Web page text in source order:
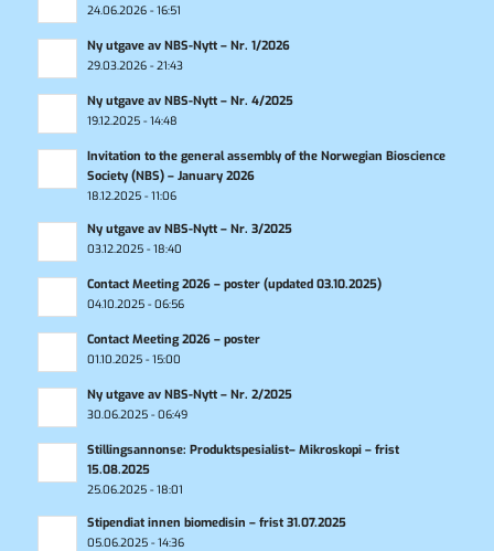
24.06.2026 - 16:51
Ny utgave av NBS-Nytt – Nr. 1/2026
29.03.2026 - 21:43
Ny utgave av NBS-Nytt – Nr. 4/2025
19.12.2025 - 14:48
Invitation to the general assembly of the Norwegian Bioscience
Society (NBS) – January 2026
18.12.2025 - 11:06
Ny utgave av NBS-Nytt – Nr. 3/2025
03.12.2025 - 18:40
Contact Meeting 2026 – poster (updated 03.10.2025)
04.10.2025 - 06:56
Contact Meeting 2026 – poster
01.10.2025 - 15:00
Ny utgave av NBS-Nytt – Nr. 2/2025
30.06.2025 - 06:49
Stillingsannonse: Produktspesialist– Mikroskopi – frist
15.08.2025
25.06.2025 - 18:01
Stipendiat innen biomedisin – frist 31.07.2025
05.06.2025 - 14:36